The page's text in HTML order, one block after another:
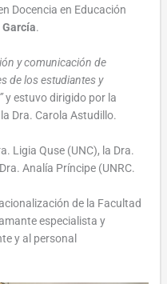
Docencia en Educación
García.
y comunicación de
de los estudiantes y
y estuvo dirigido por la
Dra. Carola Astudillo.
Ligia Quse (UNC), la Dra.
Analía Príncipe (UNRC.
de la Facultad
especialista y
y al personal